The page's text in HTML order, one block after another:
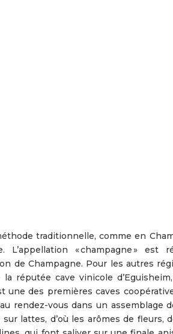
traditionnelle, comme en
« champagne » est
de Champagne. Pour les autres
réputée cave vinicole
une des premières caves
rendez-vous dans un assemblage
lattes, d’où les arômes de fleurs,